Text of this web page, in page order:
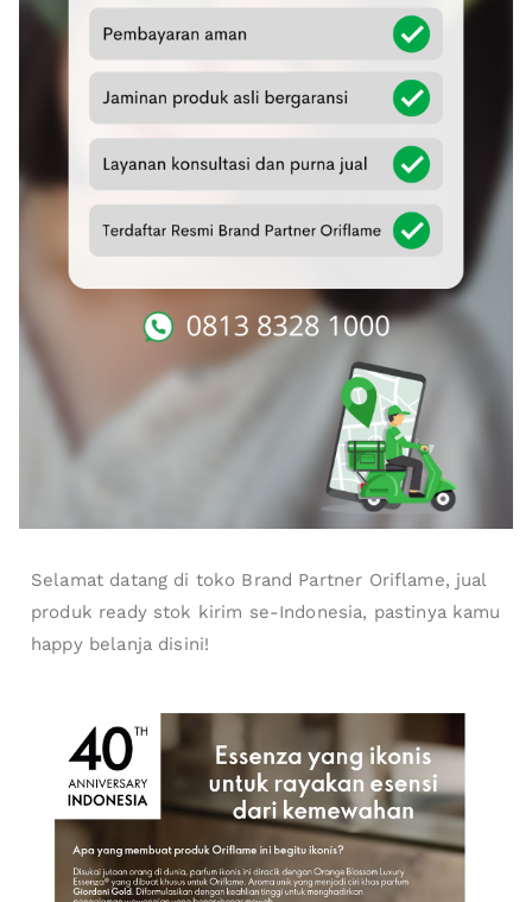
Selamat datang di toko Brand Partner Oriflame, jual
produk ready stok kirim se-Indonesia, pastinya kamu
happy belanja disini!